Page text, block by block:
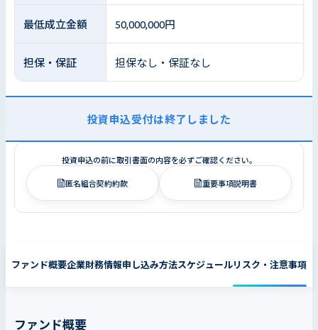
最低成立金額 50,000,000円
担保・保証 担保なし・保証なし
投資申込受付は終了しました
投資申込の前に取引書面の内容を必ずご確認ください。
匿名組合契約約款 重要事項説明書
ファンド概要企業財務情報申し込み方法スケジュールリスク・注意事項
ファンド概要